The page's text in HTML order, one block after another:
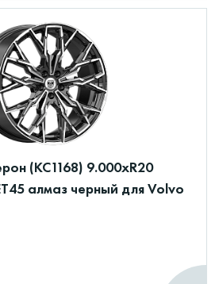
(КС1168) 9.000xR20
алмаз черный для Volvo